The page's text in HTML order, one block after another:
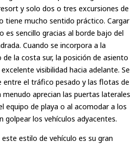
y solo dos o tres excursiones de
tiene mucho sentido práctico. Cargar
es sencillo gracias al borde bajo del
Cuando se incorpora a la
la costa sur, la posición de asiento
visibilidad hacia adelante. Se
el tráfico pesado y las flotas de
aprecian las puertas laterales
equipo de playa o al acomodar a los
golpear los vehículos adyacentes.
estilo de vehículo es su gran